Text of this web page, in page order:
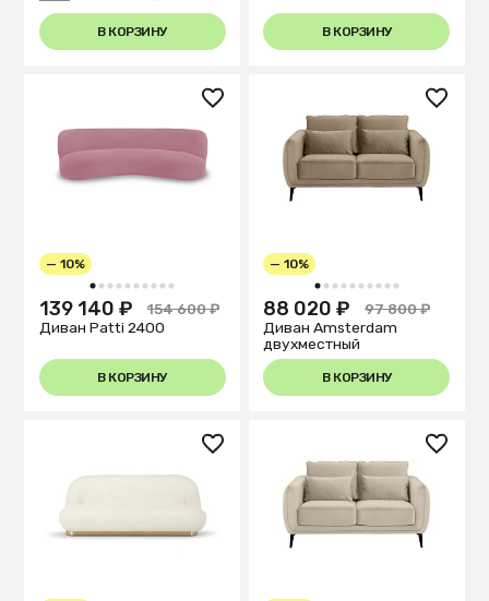
В КОРЗИНУ В КОРЗИНУ
1 2 3 4 5 6 7 8 9 10
— 10%
139 140 ₽
154 600 ₽
Диван Patti 2400
В КОРЗИНУ
1 2 3 4 5 6 7 8 9 10
— 10%
88 020 ₽
97 800 ₽
Диван Amsterdam
двухместный
В КОРЗИНУ